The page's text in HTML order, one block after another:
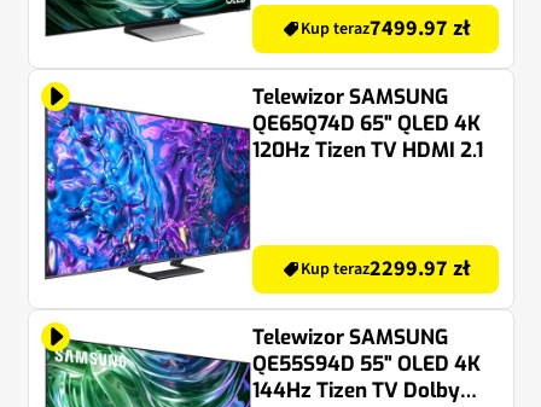
Kup teraz7499.97 zł
Telewizor SAMSUNG
QE65Q74D 65" QLED 4K
120Hz Tizen TV HDMI 2.1
Kup teraz2299.97 zł
Telewizor SAMSUNG
QE55S94D 55" OLED 4K
144Hz Tizen TV Dolby